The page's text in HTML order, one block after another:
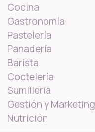
Cocina
Gastronomía
Pastelería
Panadería
Barista
Coctelería
Sumillería
Gestión y Marketing
Nutrición